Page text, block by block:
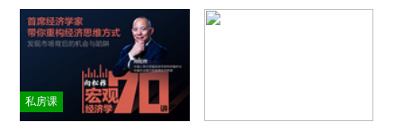
私房课